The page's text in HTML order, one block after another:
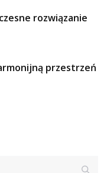
rozwiązanie
przestrzeń